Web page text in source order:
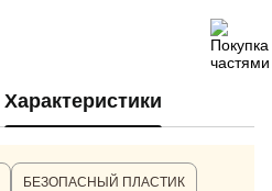
Характеристики
БЕЗОПАСНЫЙ ПЛАСТИК